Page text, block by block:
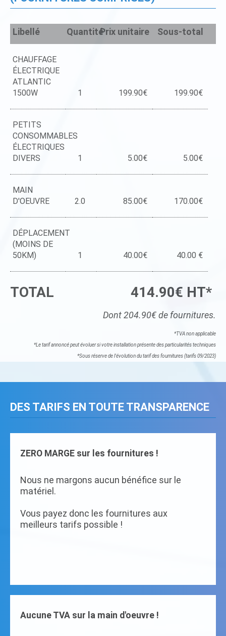
Libellé QuantitéPrix unitaire Sous-total
CHAUFFAGE
ÉLECTRIQUE
ATLANTIC
1500W
1 199.90€ 199.90€
PETITS
CONSOMMABLES
ÉLECTRIQUES
DIVERS
1 5.00€ 5.00€
MAIN
D'OEUVRE
2.0 85.00€ 170.00€
DÉPLACEMENT
(MOINS DE
50KM)
1 40.00€ 40.00 €
TOTAL 414.90€ HT*
Dont 204.90€ de fournitures.
*TVA non applicable
*Le tarif annoncé peut évoluer si votre installation présente des particularités techniques
*Sous réserve de l'évolution du tarif des fournitures (tarifs 09/2023)
DES TARIFS EN TOUTE TRANSPARENCE
ZERO MARGE sur les fournitures !
Nous ne margons aucun bénéfice sur le
matériel.
Vous payez donc les fournitures aux
meilleurs tarifs possible !
Aucune TVA sur la main d'oeuvre !